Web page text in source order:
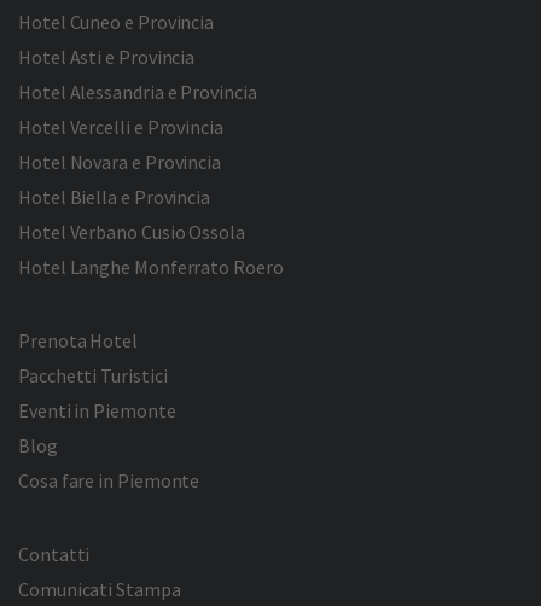
Hotel Cuneo e Provincia
Hotel Asti e Provincia
Hotel Alessandria e Provincia
Hotel Vercelli e Provincia
Hotel Novara e Provincia
Hotel Biella e Provincia
Hotel Verbano Cusio Ossola
Hotel Langhe Monferrato Roero
Prenota Hotel
Pacchetti Turistici
Eventi in Piemonte
Blog
Cosa fare in Piemonte
Contatti
Comunicati Stampa